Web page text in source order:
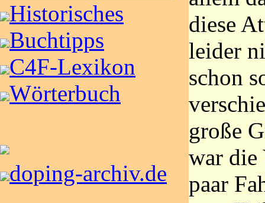
Historisches
Buchtipps
C4F-Lexikon
Wörterbuch
doping-archiv.de
diese
leider
schon
große
war die
paar